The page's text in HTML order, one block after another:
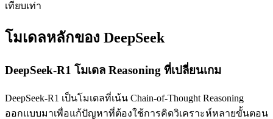
เทียบเท่า
โมเดลหลักของ DeepSeek
DeepSeek-R1 โมเดล Reasoning ที่เปลี่ยนเกม
DeepSeek-R1 เป็นโมเดลที่เน้น Chain-of-Thought Reasoning
ออกแบบมาเพื่อแก้ปัญหาที่ต้องใช้การคิดวิเคราะห์หลายขั้นตอน